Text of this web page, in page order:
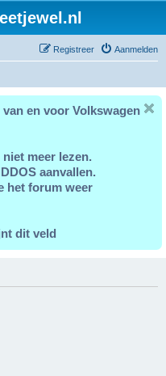
Aanmelden
Registreer
en voor Volkswagen
meer lezen.
aanvallen.
het forum weer
dit veld